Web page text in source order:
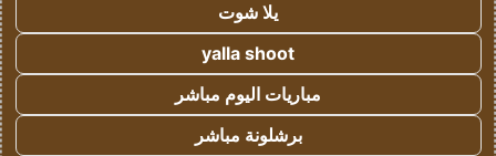
يلا شوت
yalla shoot
مباريات اليوم مباشر
برشلونة مباشر